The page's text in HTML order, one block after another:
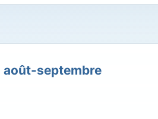
août-septembre